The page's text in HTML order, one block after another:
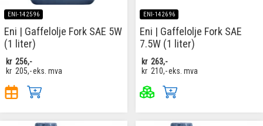
ENI-142596
Eni | Gaffelolje Fork SAE 5W
(1 liter)
kr 256,-
kr 205,-eks. mva
ENI-142696
Eni | Gaffelolje Fork SAE
7.5W (1 liter)
kr 263,-
kr 210,-eks. mva